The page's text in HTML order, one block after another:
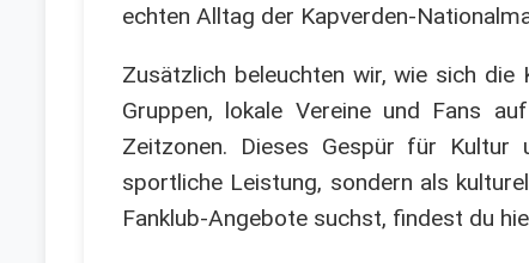
echten Alltag der Kapverden-
Zusätzlich beleuchten wir, wie sich
Gruppen, lokale Vereine und Fans
Zeitzonen. Dieses Gespür für
sportliche Leistung, sondern als
Fanklub-Angebote suchst, findest du